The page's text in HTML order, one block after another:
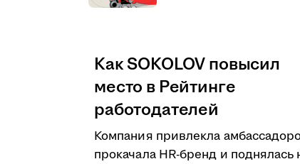
Как SOKOLOV повысил
место в Рейтинге
работодателей
Компания привлекла
прокачала HR-бренд и поднялась